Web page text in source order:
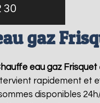
30
gaz
eau gaz Frisquet
rapidement et
disponibles